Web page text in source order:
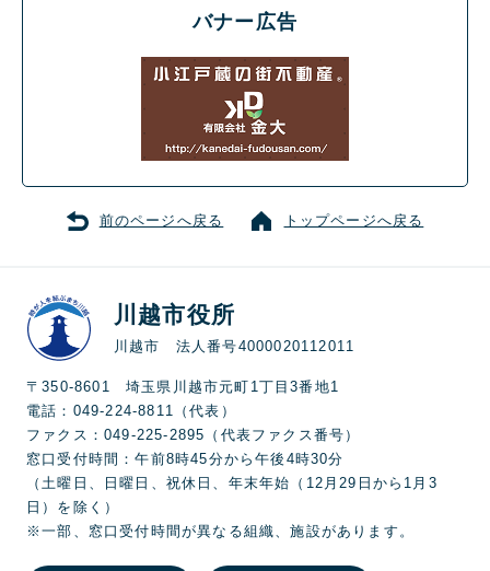
バナー広告
前のページへ戻る トップページへ戻る
川越市役所
川越市 法人番号4000020112011
〒350-8601 埼玉県川越市元町1丁目3番地1
電話：049-224-8811（代表）
ファクス：049-225-2895（代表ファクス番号）
窓口受付時間：午前8時45分から午後4時30分
（土曜日、日曜日、祝休日、年末年始（12月29日から1月3
日）を除く）
※一部、窓口受付時間が異なる組織、施設があります。